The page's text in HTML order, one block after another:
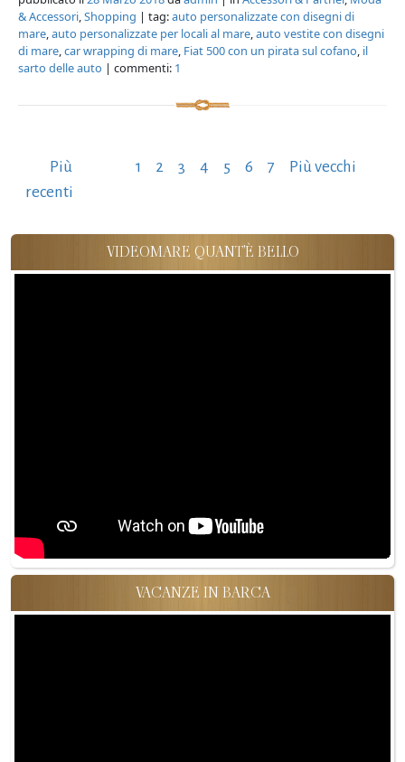
& Accessori,Shopping | tag:auto personalizzate con disegni di
mare,auto personalizzate per locali al mare,auto vestite con disegni
di mare,car wrapping di mare, Fiat 500 con un pirata sul cofano, il
sarto delle auto | commenti: 1
Paginazione
degli
Più
recenti
1 2 3 4 5 6 7 Più vecchi
VIDEOMARE QUANT'È BELLO
VACANZE IN BARCA